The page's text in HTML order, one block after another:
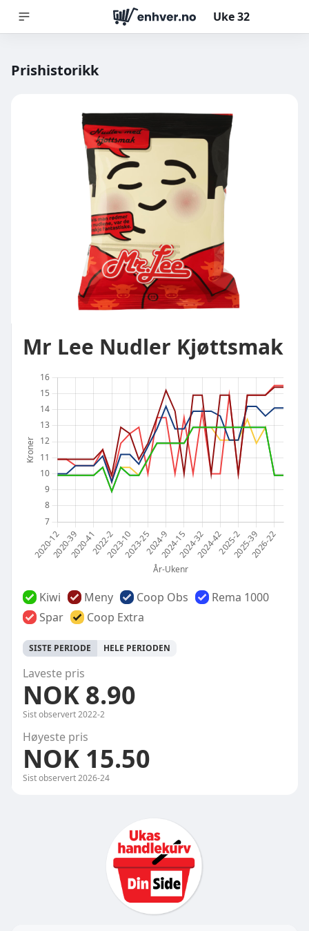
Uke32
Prishistorikk
Mr Lee Nudler Kjøttsmak
Kiwi Meny Coop Obs
Rema 1000
Spar
Coop Extra
SISTE PERIODE HELE PERIODEN
Laveste pris
NOK 8.90
Sist observert2022-2
Høyeste pris
NOK 15.50
Sist observert2026-24